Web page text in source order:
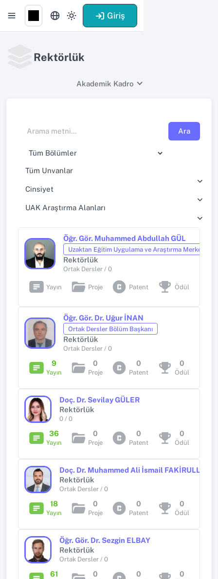
Giriş
Rektörlük
Akademik Kadro
Ara
Tüm Unvanlar
Cinsiyet
UAK Araştırma Alanları
Öğr. Gör. Muhammed Abdullah GÜL
Uzaktan Eğitim Uygulama ve Araştırma Merkezi
Rektörlük
Ortak Dersler / 0
Yayın Proje Patent Ödül
Öğr. Gör. Dr. Uğur İNAN
Ortak Dersler Bölüm Başkanı
Rektörlük
Ortak Dersler / 0
9
Yayın
0
Proje
0
Patent
0
Ödül
Doç. Dr. Sevilay GÜLER
Rektörlük
0 / 0
36
Yayın
0
Proje
0
Patent
0
Ödül
Doç. Dr. Muhammed Ali İsmail
Rektörlük
Ortak Dersler / 0
18
Yayın
0
Proje
0
Patent
0
Ödül
Öğr. Gör. Dr. Sezgin ELBAY
Rektörlük
Ortak Dersler / 0
61 0 0 0